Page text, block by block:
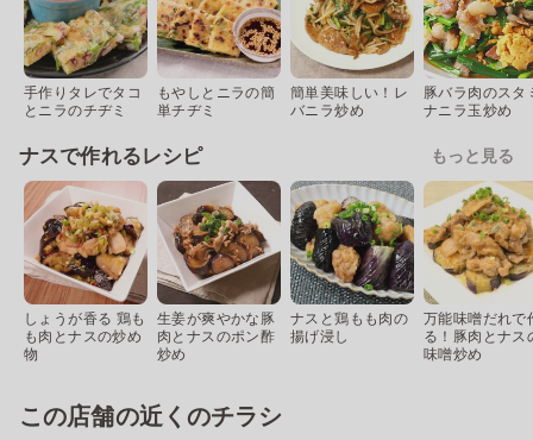
手作りタレでタコ
とニラのチヂミ
もやしとニラの簡
単チヂミ
簡単美味しい！レ
バニラ炒め
豚バラ肉のスタ
ナニラ玉炒め
ナスで作れるレシピ もっと見る
しょうが香る 鶏も
も肉とナスの炒め
物
生姜が爽やかな豚
肉とナスのポン酢
炒め
ナスと鶏もも肉の
揚げ浸し
万能味噌だれで
る！豚肉とナス
味噌炒め
この店舗の近くのチラシ